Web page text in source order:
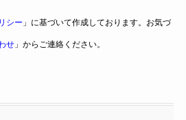
シー 」に基づいて作成しております。お気づ
せ」からご連絡ください。